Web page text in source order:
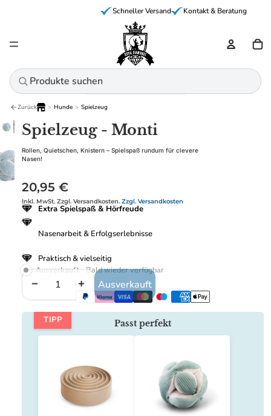
Schneller Versand Kontakt & Beratung
ZurückHome> Hunde > Spielzeug
Spielzeug - Monti
Rollen, Quietschen, Knistern – Spielspaß rundum für clevere
Nasen!
20,95 €
Inkl. MwSt. Zzgl. Versandkosten. Zzgl. Versandkosten
Extra Spielspaß & Hörfreude
Nasenarbeit & Erfolgserlebnisse
Praktisch & vielseitig
Ausverkauft- Bald wieder verfügbar
Menge verringernMenge erhöhen
Ausverkauft
TIPP Passt perfekt